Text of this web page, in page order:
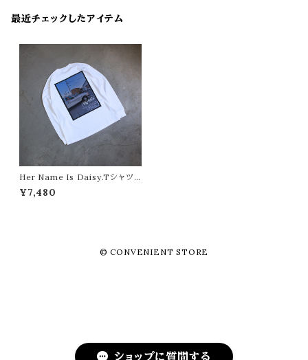
ショップに質問する
最近チェックしたアイテム
Her Name Is Daisy.Tシャツ
"CONVENIENT STORE/コ
ンビニエントストア"
¥7,480
© CONVENIENT STORE